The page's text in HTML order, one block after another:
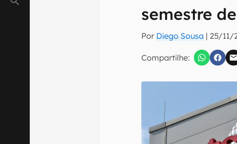
semestre
Por Diego Sousa | 25/11/
Compartilhe:
Confirmo que li,